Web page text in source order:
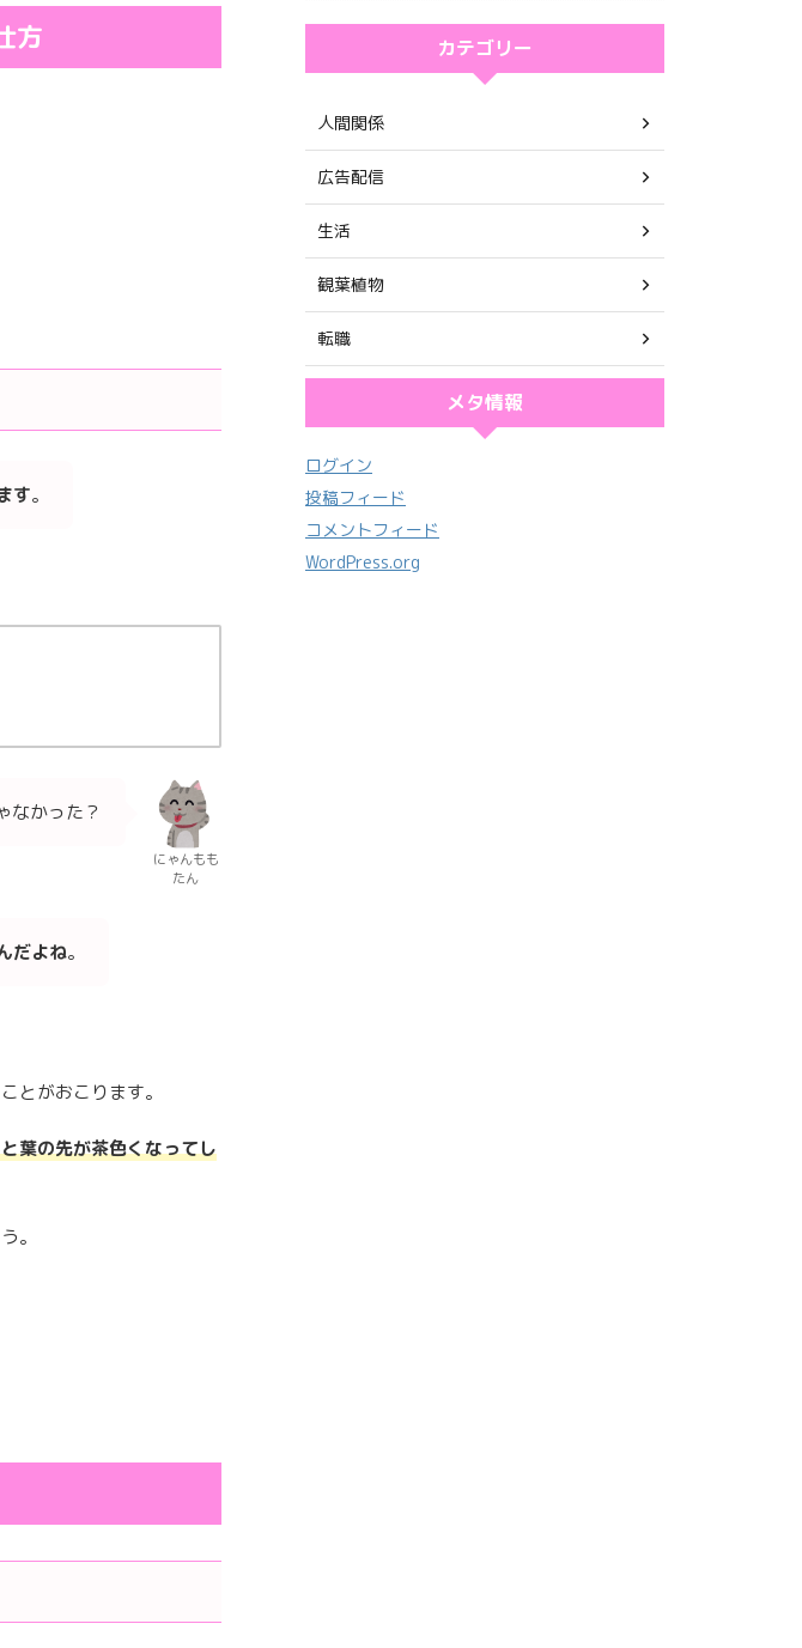
方
す。
なかった？
にゃんもも
たん
だよね。
とがおこります。
葉の先が茶色くなってし
。
カテゴリー
人間関係
広告配信
生活
観葉植物
転職
メタ情報
ログイン
投稿フィード
コメントフィード
WordPress.org